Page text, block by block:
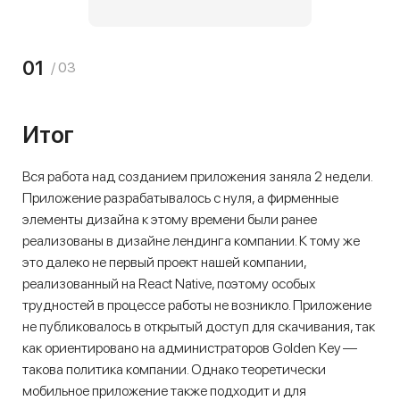
01 / 03
Итог
Вся работа над созданием приложения заняла 2 недели.
Приложение разрабатывалось с нуля, а фирменные
элементы дизайна к этому времени были ранее
реализованы в дизайне лендинга компании. К тому же
это далеко не первый проект нашей компании,
реализованный на React Native, поэтому особых
трудностей в процессе работы не возникло. Приложение
не публиковалось в открытый доступ для скачивания, так
как ориентировано на администраторов Golden Key —
такова политика компании. Однако теоретически
мобильное приложение также подходит и для